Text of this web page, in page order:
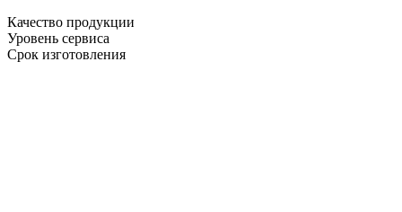
Качество продукции
Уровень сервиса
Срок изготовления